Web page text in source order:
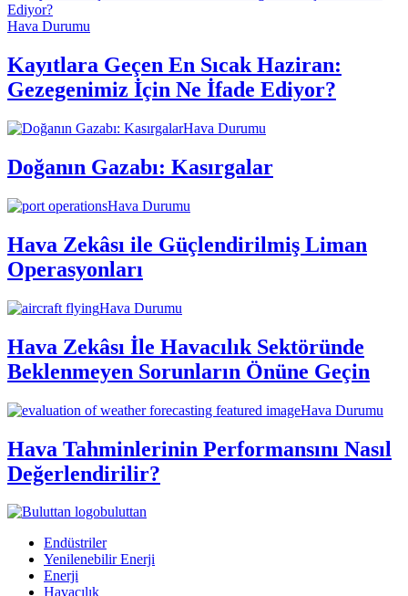
Hava Durumu
Kayıtlara Geçen En Sıcak Haziran:
Gezegenimiz İçin Ne İfade Ediyor?
Hava Durumu
Doğanın Gazabı: Kasırgalar
Hava Durumu
Hava Zekâsı ile Güçlendirilmiş Liman
Operasyonları
Hava Durumu
Hava Zekâsı İle Havacılık Sektöründe
Beklenmeyen Sorunların Önüne Geçin
Hava Durumu
Hava Tahminlerinin Performansını Nasıl
Değerlendirilir?
buluttan
Endüstriler
Yenilenebilir Enerji
Enerji
Havacılık